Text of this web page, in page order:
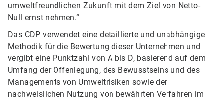
umweltfreundlichen Zukunft mit dem Ziel von Netto-
Null ernst nehmen.“
Das CDP verwendet eine detaillierte und unabhängige
Methodik für die Bewertung dieser Unternehmen und
vergibt eine Punktzahl von A bis D, basierend auf dem
Umfang der Offenlegung, des Bewusstseins und des
Managements von Umweltrisiken sowie der
nachweislichen Nutzung von bewährten Verfahren im